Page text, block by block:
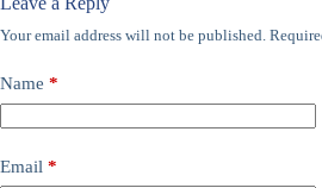
Your email address will not be published.
Name *
Email *